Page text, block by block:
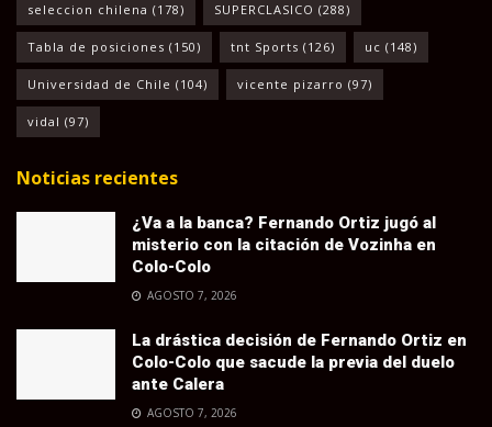
seleccion chilena (178) SUPERCLASICO (288)
Tabla de posiciones (150) tnt Sports (126) uc (148)
Universidad de Chile (104) vicente pizarro (97)
vidal (97)
Noticias recientes
¿Va a la banca? Fernando Ortiz jugó al
misterio con la citación de Vozinha en
Colo-Colo
AGOSTO 7, 2026
La drástica decisión de Fernando Ortiz en
Colo-Colo que sacude la previa del duelo
ante Calera
AGOSTO 7, 2026